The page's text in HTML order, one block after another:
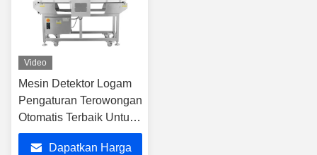
Video
Mesin Detektor Logam
Pengaturan Terowongan
Otomatis Terbaik Untuk
Industri Makanan
Dapatkan Harga